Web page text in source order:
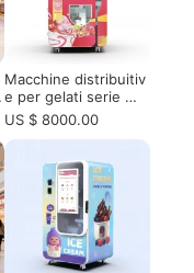
Macchine distribuitiv
e per gelati serie Ma
x ad alta capacità per
operatori europei, di
stributori, centri com
merciali, aeroporti e
attrazioni turistiche
US $ 8000.00